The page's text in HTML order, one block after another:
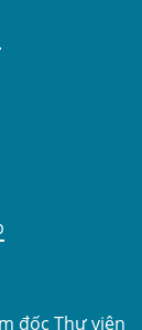
đốc Thư viện